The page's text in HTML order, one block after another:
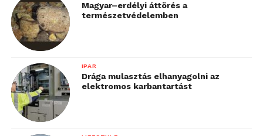
Magyar–erdélyi áttörés a
természetvédelemben
IPAR
Drága mulasztás elhanyagolni az
elektromos karbantartást